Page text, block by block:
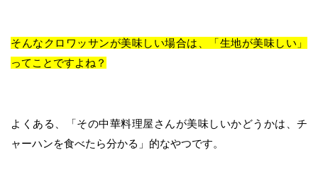
そんなクロワッサンが美味しい場合は、「生地が美味しい」
ってことですよね？
よくある、「その中華料理屋さんが美味しいかどうかは、チ
ャーハンを食べたら分かる」的なやつです。